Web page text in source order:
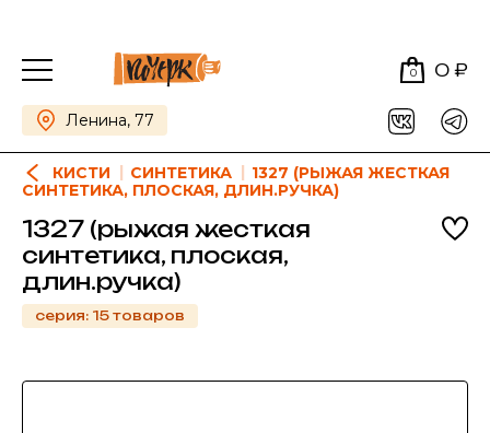
0 0 ₽
Ленина, 77
КИСТИ СИНТЕТИКА
1327 (РЫЖАЯ ЖЕСТКАЯ
СИНТЕТИКА, ПЛОСКАЯ, ДЛИН.РУЧКА)
1327 (рыжая жесткая
синтетика, плоская,
длин.ручка)
серия: 15 товаров